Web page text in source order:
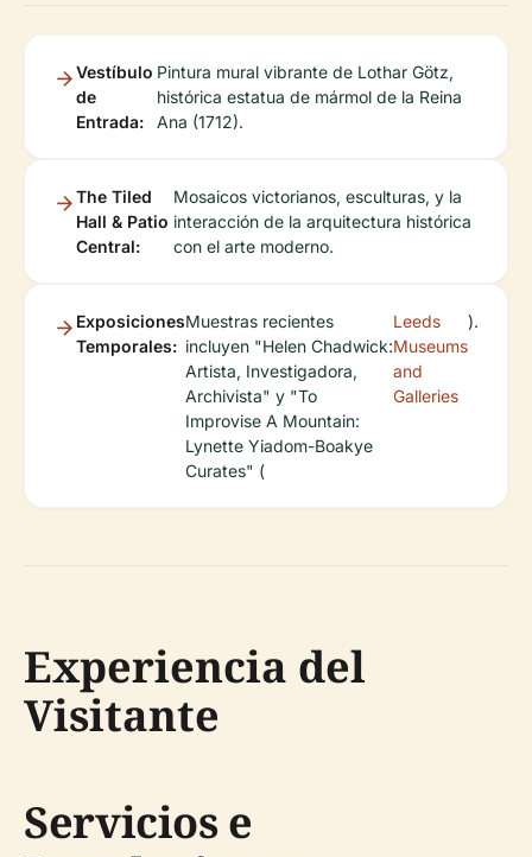
Vestíbulo
de
Entrada:
Pintura mural vibrante de Lothar Götz,
histórica estatua de mármol de la Reina
Ana (1712).
The Tiled
Hall & Patio
Central:
Mosaicos victorianos, esculturas, y la
interacción de la arquitectura histórica
con el arte moderno.
Exposiciones
Temporales:
Muestras recientes
incluyen "Helen Chadwick:
Artista, Investigadora,
Archivista" y "To
Improvise A Mountain:
Lynette Yiadom-Boakye
Curates" (
Leeds
Museums
and
Galleries
).
Experiencia del
Visitante
Servicios e